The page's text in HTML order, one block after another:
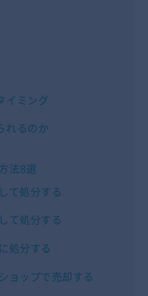
イミング
れるのか
法8選
て処分する
て処分する
処分する
ョップで売却する